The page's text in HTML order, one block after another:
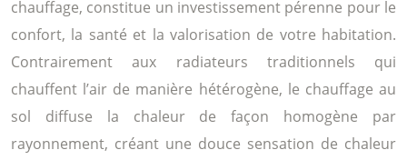
chauffage, constitue un investissement pérenne pour le
confort, la santé et la valorisation de votre habitation.
Contrairement aux radiateurs traditionnels qui
chauffent l’air de manière hétérogène, le chauffage au
sol diffuse la chaleur de façon homogène par
rayonnement, créant une douce sensation de chaleur